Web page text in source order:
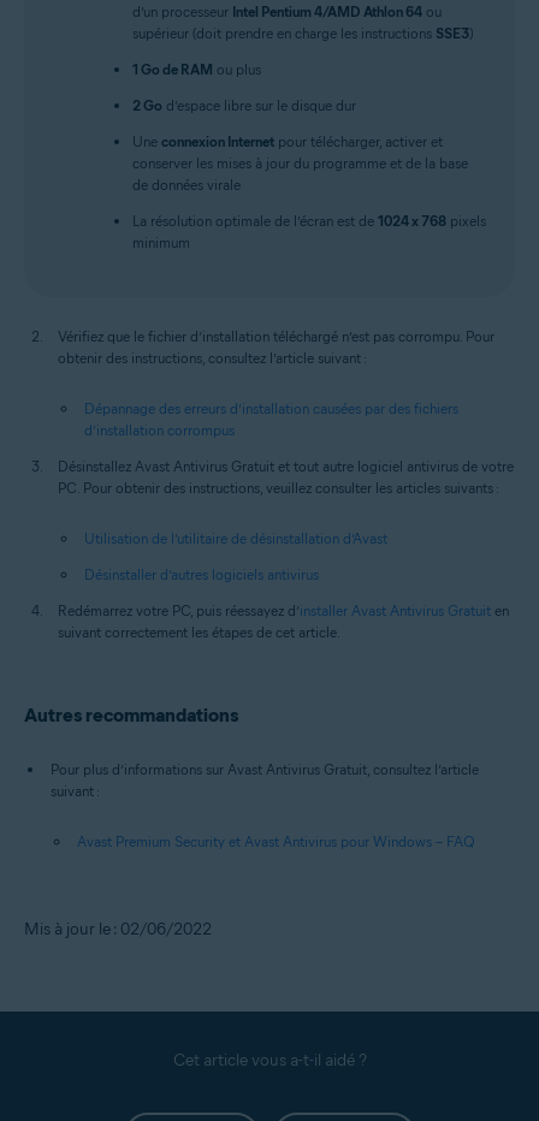
d’un processeur Intel Pentium 4/AMD Athlon 64 ou
supérieur (doit prendre en charge les instructions SSE3)
1 Go de RAM ou plus
2 Go d’espace libre sur le disque dur
Une connexion Internet pour télécharger, activer et
conserver les mises à jour du programme et de la base
de données virale
La résolution optimale de l’écran est de 1024 x 768 pixels
minimum
Vérifiez que le fichier d’installation téléchargé n’est pas corrompu. Pour
obtenir des instructions, consultez l’article suivant :
Dépannage des erreurs d’installation causées par des fichiers
d’installation corrompus
Désinstallez Avast Antivirus Gratuit et tout autre logiciel antivirus de votre
PC. Pour obtenir des instructions, veuillez consulter les articles suivants :
Utilisation de l’utilitaire de désinstallation d’Avast
Désinstaller d’autres logiciels antivirus
Redémarrez votre PC, puis réessayez d’installer Avast Antivirus Gratuit en
suivant correctement les étapes de cet article.
Autres recommandations
Pour plus d’informations sur Avast Antivirus Gratuit, consultez l’article
suivant :
Avast Premium Security et Avast Antivirus pour Windows – FAQ
Mis à jour le : 02/06/2022
Cet article vous a-t-il aidé ?